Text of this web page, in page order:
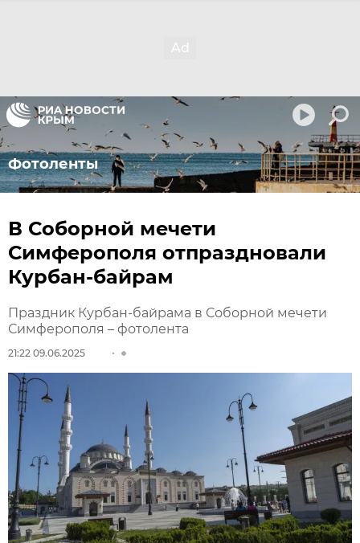
Фотоленты
В Соборной мечети
Симферополя отпраздновали
Курбан-байрам
Праздник Курбан-байрама в Соборной мечети
Симферополя – фотолента
21:22 09.06.2025